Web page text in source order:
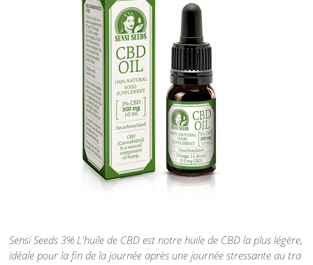
Sensi Seeds 3% L'huile de CBD est notre huile de CBD la plus légère,
idéale pour la fin de la journée après une journée stressante au tra